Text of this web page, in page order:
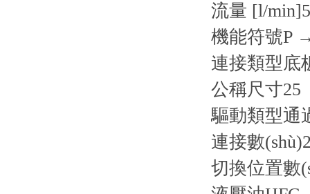
流量 [l/min]
機能符號P
連接類型底
公稱尺寸25
驅動類型通
連接數(shù)
切換位置數